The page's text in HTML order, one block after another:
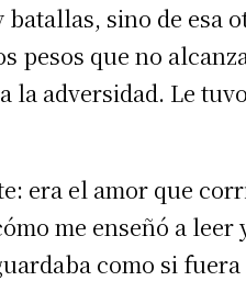
sino de esa
pesos que no
la adversidad. Le
era el amor que
me enseñó a leer
como si fuera